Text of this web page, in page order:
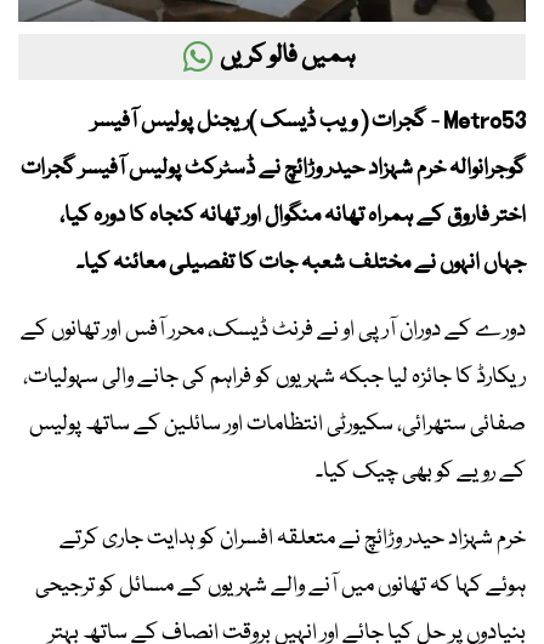
ہمیں فالو کریں
Metro53 - گجرات ( ویب ڈیسک )ریجنل پولیس آفیسر
گوجرانوالہ خرم شہزاد حیدر وڑائچ نے ڈسٹرکٹ پولیس آفیسر گجرات
اختر فاروق کے ہمراہ تھانہ منگوال اور تھانہ کنجاہ کا دورہ کیا،
جہاں انہوں نے مختلف شعبہ جات کا تفصیلی معائنہ کیا۔
دورے کے دوران آر پی او نے فرنٹ ڈیسک، محرر آفس اور تھانوں کے
ریکارڈ کا جائزہ لیا جبکہ شہریوں کو فراہم کی جانے والی سہولیات،
صفائی ستھرائی، سکیورٹی انتظامات اور سائلین کے ساتھ پولیس
کے رویے کو بھی چیک کیا۔
خرم شہزاد حیدر وڑائچ نے متعلقہ افسران کو ہدایت جاری کرتے
ہوئے کہا کہ تھانوں میں آنے والے شہریوں کے مسائل کو ترجیحی
بنیادوں پر حل کیا جائے اور انہیں بروقت انصاف کے ساتھ بہتر